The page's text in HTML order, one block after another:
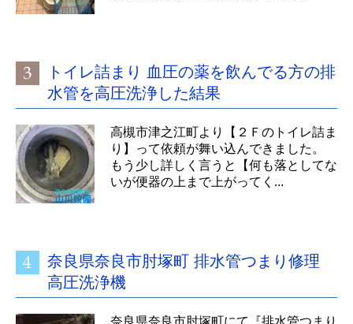
トイレ詰まり 血圧の薬を飲んでる方の排
水管を高圧洗浄した結果
高槻市津之江町より【２Ｆのトイレ詰ま
り】って依頼が舞い込んできました。
もう少し詳しく言うと【何も落としてな
いが便器の上まで上がってく...
奈良県奈良市肘塚町 排水管つまり修理
高圧洗浄機
奈良県奈良市肘塚町にて『排水管つまり